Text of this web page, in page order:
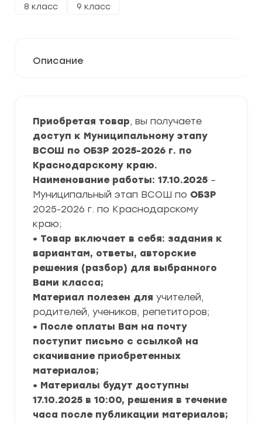
8 класс
9 класс
Описание
Приобретая товар, вы получаете
доступ к Муниципальному этапу
ВСОШ по ОБЗР 2025-2026 г. по
Краснодарскому краю.
Наименование работы: 17.10.2025 –
Муниципальный этап ВСОШ по ОБЗР
2025-2026 г. по Краснодарскому
краю;
• Товар включает в себя: задания к
вариантам, ответы, авторские
решения (разбор) для выбранного
Вами класса;
Материал полезен для учителей,
родителей, учеников, репетиторов;
• После оплаты Вам на почту
поступит письмо с ссылкой на
скачивание приобретенных
материалов;
• Материалы будут доступны
17.10.2025 в 10:00, решения в течение
часа после публикации материалов;